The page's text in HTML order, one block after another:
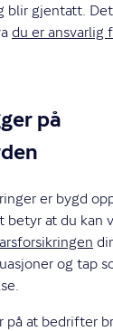
blir gjentatt.
du er ansvarlig
på
er bygd
betyr at du kan
og tap
på at bedrifter